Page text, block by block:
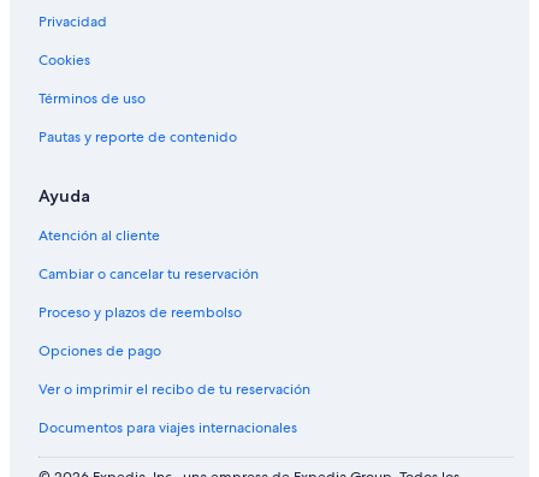
Privacidad
Cookies
Términos de uso
Pautas y reporte de contenido
Ayuda
Atención al cliente
Cambiar o cancelar tu reservación
Proceso y plazos de reembolso
Opciones de pago
Ver o imprimir el recibo de tu reservación
Documentos para viajes internacionales